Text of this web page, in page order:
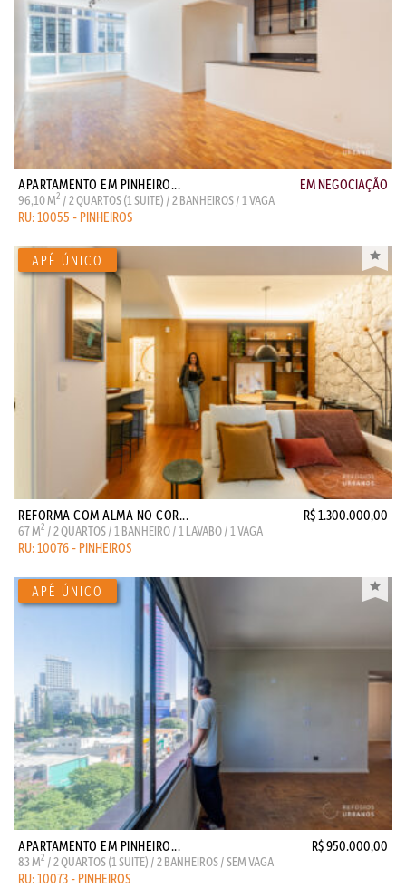
APARTAMENTO EM PINHEIRO... EM NEGOCIAÇÃO
96,10 M2 / 2 QUARTOS (1 SUITE) / 2 BANHEIROS / 1 VAGA
RU: 10055 - PINHEIROS
REFORMA COM ALMA NO COR... R$ 1.300.000,00
67 M2 / 2 QUARTOS / 1 BANHEIRO / 1 LAVABO / 1 VAGA
RU: 10076 - PINHEIROS
APARTAMENTO EM PINHEIRO... R$ 950.000,00
83 M2 / 2 QUARTOS (1 SUITE) / 2 BANHEIROS / SEM VAGA
RU: 10073 - PINHEIROS